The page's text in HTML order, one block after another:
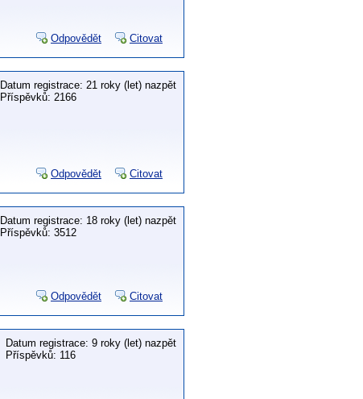
Odpovědět Citovat
Datum registrace: 21 roky (let) nazpět
Příspěvků: 2166
Odpovědět Citovat
Datum registrace: 18 roky (let) nazpět
Příspěvků: 3512
Odpovědět Citovat
Datum registrace: 9 roky (let) nazpět
Příspěvků: 116